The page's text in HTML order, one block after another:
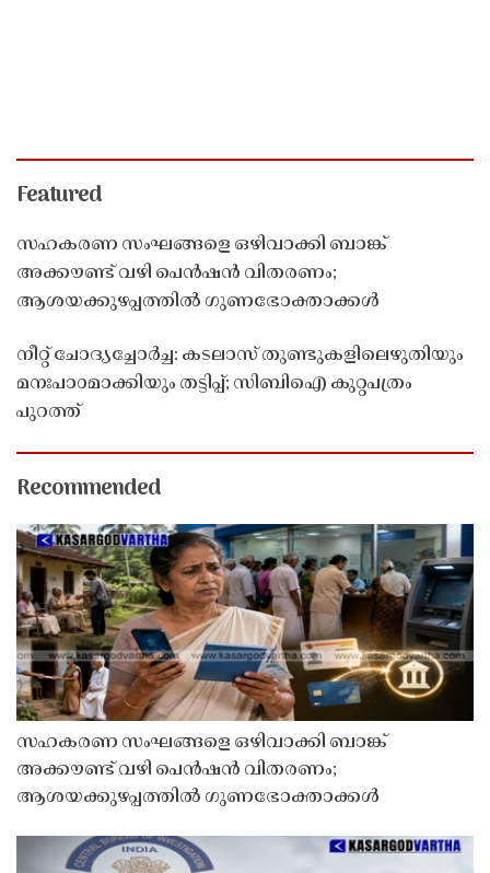
Featured
സഹകരണ സംഘങ്ങളെ ഒഴിവാക്കി ബാങ്ക്
അക്കൗണ്ട് വഴി പെൻഷൻ വിതരണം;
ആശയക്കുഴപ്പത്തിൽ ഗുണഭോക്താക്കൾ
നീറ്റ് ചോദ്യച്ചോർച്ച: കടലാസ് തുണ്ടുകളിലെഴുതിയും
മനഃപാഠമാക്കിയും തട്ടിപ്പ്; സിബിഐ കുറ്റപത്രം
പുറത്ത്
Recommended
സഹകരണ സംഘങ്ങളെ ഒഴിവാക്കി ബാങ്ക്
അക്കൗണ്ട് വഴി പെൻഷൻ വിതരണം;
ആശയക്കുഴപ്പത്തിൽ ഗുണഭോക്താക്കൾ